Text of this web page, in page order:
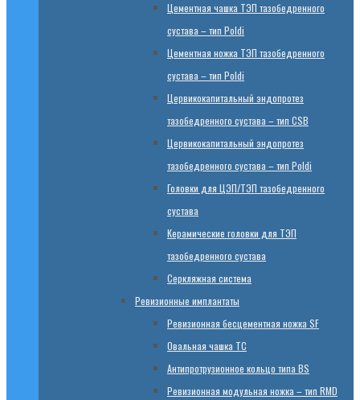
Цементная чашка ТЭП тазобедренного
сустава – тип Poldi
Цементная ножка ТЭП тазобедренного
сустава – тип Poldi
Цервикокапитальный эндопротез
тазобедренного сустава – тип CSB
Цервикокапитальный эндопротез
тазобедренного сустава – тип Poldi
Головки для ЦЭП/ТЭП тазобедренного
сустава
Керамические головки для ТЭП
тазобедренного сустава
Серкляжная система
Ревизионные имплантаты
Ревизионная бесцементная ножка SF
Овальная чашка TC
Антипротрузионное кольцо типа BS
Ревизионная модульная ножка – тип RMD